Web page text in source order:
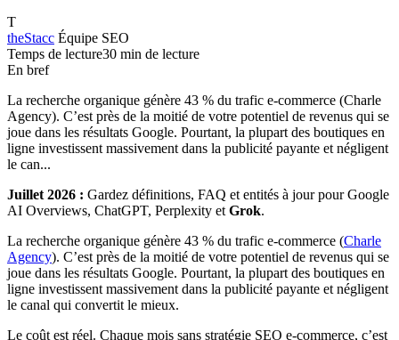
T
theStacc Équipe SEO
Temps de lecture30 min de lecture
En bref
La recherche organique génère 43 % du trafic e-commerce (Charle
Agency). C’est près de la moitié de votre potentiel de revenus qui se
joue dans les résultats Google. Pourtant, la plupart des boutiques en
ligne investissent massivement dans la publicité payante et négligent
le can...
Juillet 2026 : Gardez définitions, FAQ et entités à jour pour Google
AI Overviews, ChatGPT, Perplexity et Grok.
La recherche organique génère 43 % du trafic e-commerce (Charle
Agency). C’est près de la moitié de votre potentiel de revenus qui se
joue dans les résultats Google. Pourtant, la plupart des boutiques en
ligne investissent massivement dans la publicité payante et négligent
le canal qui convertit le mieux.
Le coût est réel. Chaque mois sans stratégie SEO e-commerce, c’est